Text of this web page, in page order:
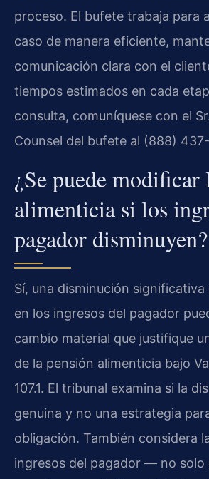
proceso. El bufete trabaja para
caso de manera eficiente,
comunicación clara con el
tiempos estimados en cada
consulta, comuníquese con el
Counsel del bufete al (888)
¿Se puede modificar
alimenticia si los
pagador disminuyen?
Sí, una disminución
en los ingresos del pagador
cambio material que justifique
de la pensión alimenticia bajo
107.1. El tribunal examina si la
genuina y no una estrategia
obligación. También considera
ingresos del pagador — no solo